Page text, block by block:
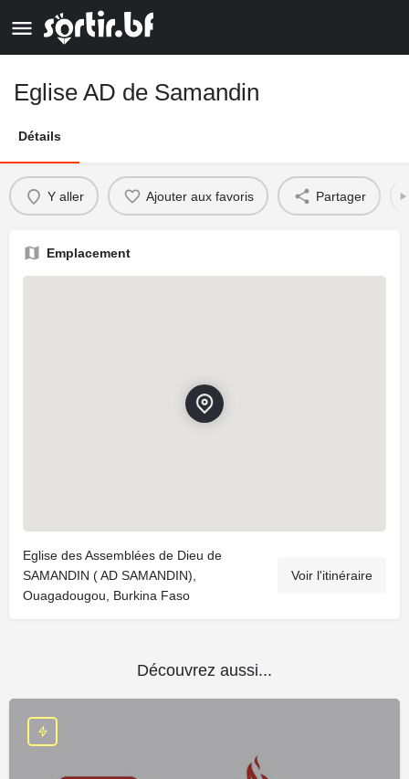
Eglise AD de Samandin
Détails
Y aller Ajouter aux favoris Partager
Emplacement
Eglise des Assemblées de Dieu de
SAMANDIN ( AD SAMANDIN),
Ouagadougou, Burkina Faso
Voir l'itinéraire
Découvrez aussi...